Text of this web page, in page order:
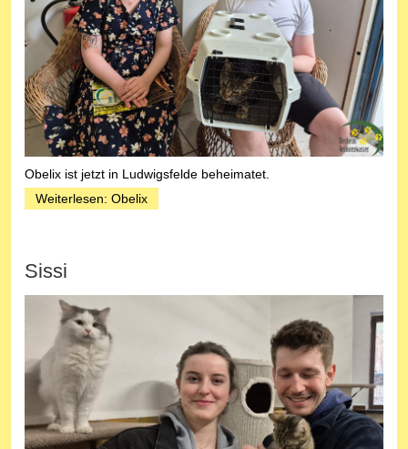
Obelix ist jetzt in Ludwigsfelde beheimatet.
Weiterlesen: Obelix
Sissi